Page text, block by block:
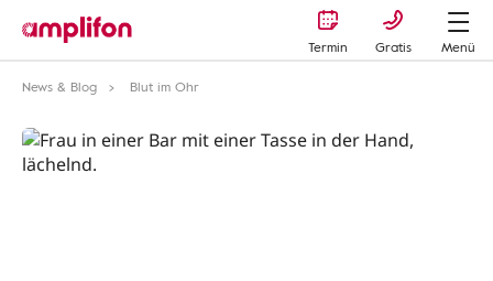
Termin Gratis
Menü
News & Blog
Blut im Ohr